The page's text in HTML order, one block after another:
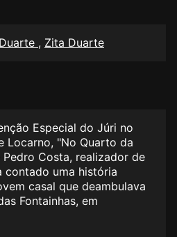
, Zita Duarte
Especial do Júri no
Locarno, "No Quarto da
Costa, realizador de
contado uma história
casal que deambulava
Fontainhas, em